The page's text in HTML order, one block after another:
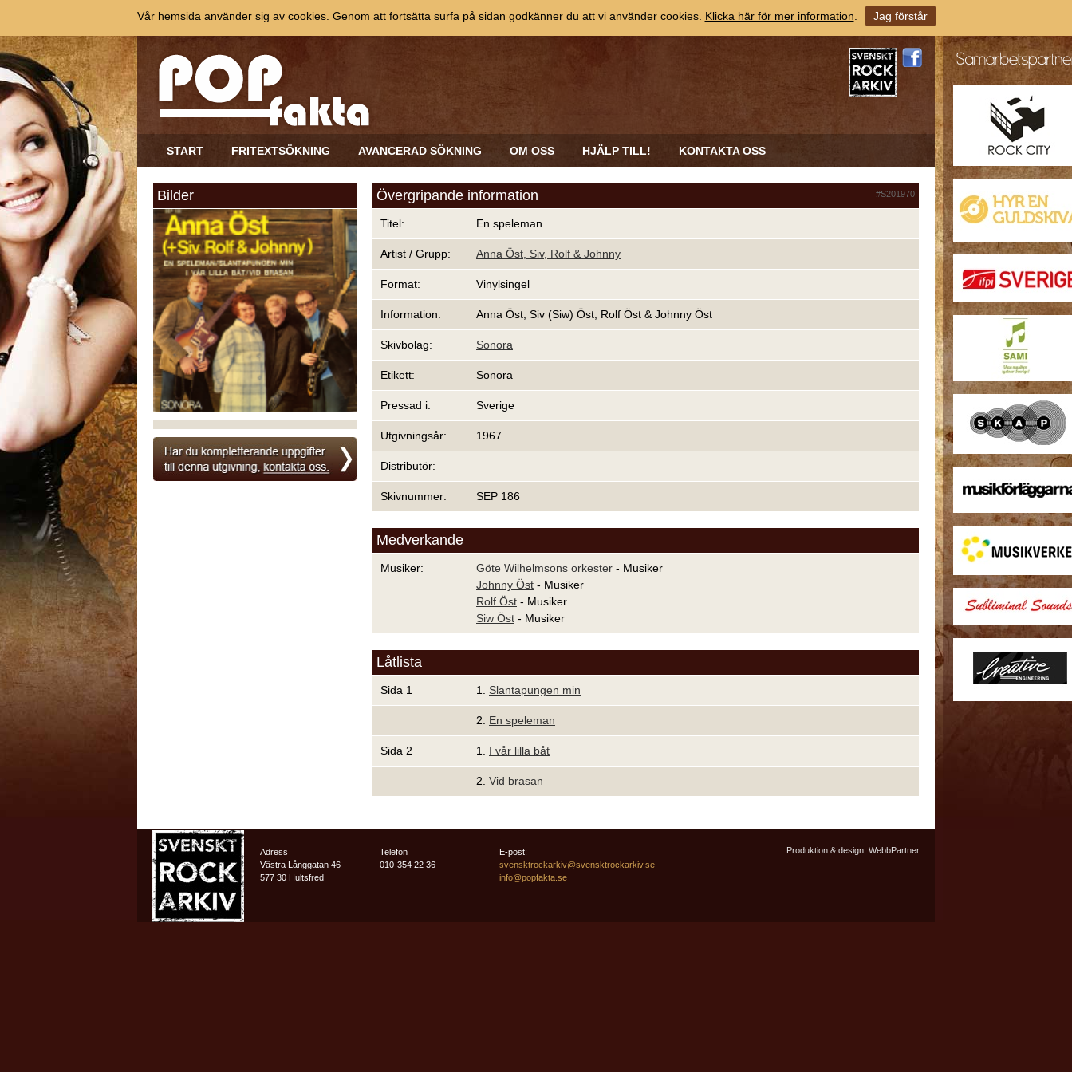
START FRITEXTSÖKNING AVANCERAD SÖKNING OM OSS HJÄLP TILL! KONTAKTA OSS
Bilder Övergripande information #S201970
Titel: En speleman
Artist / Grupp: Anna Öst, Siv, Rolf & Johnny
Format: Vinylsingel
Information: Anna Öst, Siv (Siw) Öst, Rolf Öst & Johnny Öst
Skivbolag: Sonora
Etikett: Sonora
Pressad i: Sverige
Utgivningsår: 1967
Distributör:
Skivnummer: SEP 186
Medverkande
Musiker: Göte Wilhelmsons orkester - Musiker
Johnny Öst - Musiker
Rolf Öst - Musiker
Siw Öst - Musiker
Låtlista
Sida 1 1. Slantapungen min
2. En speleman
Sida 2 1. I vår lilla båt
2. Vid brasan
Adress
Västra Långgatan 46
577 30 Hultsfred
Telefon
010-354 22 36
E-post:
svensktrockarkiv@svensktrockarkiv.se
info@popfakta.se
Produktion & design: WebbPartner
Vår hemsida använder sig av cookies. Genom att fortsätta surfa på sidan godkänner du att vi använder cookies. Klicka här för mer information Jag förstår